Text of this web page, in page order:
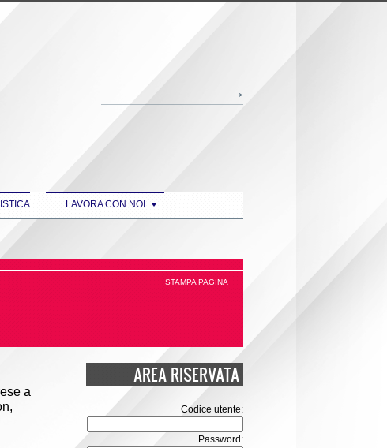
LAVORA CON NOI
STAMPA PAGINA
a
AREA RISERVATA
Codice utente:
Password: